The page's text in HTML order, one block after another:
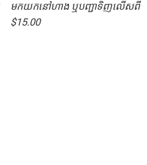
មកយកនៅហាង ឬបញ្ជាទិញលើសពី
$15.00